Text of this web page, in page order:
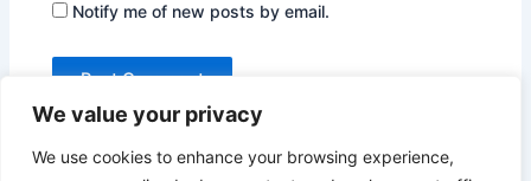
We value your privacy
We use cookies to enhance your browsing experience,
Notify me of new posts by email.